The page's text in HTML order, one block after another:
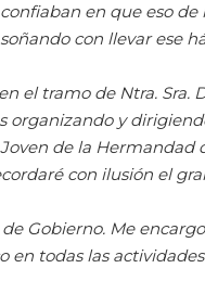
en que eso
con llevar ese
el tramo de Ntra.
y
de la Hermandad
con ilusión el
Gobierno. Me
todas las